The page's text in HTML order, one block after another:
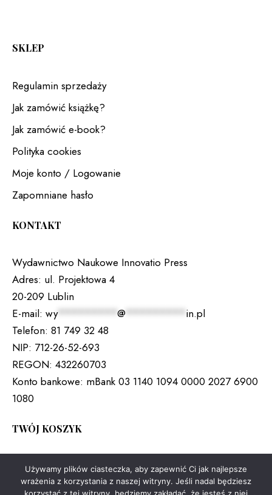
SKLEP
Regulamin sprzedaży
Jak zamówić książkę?
Jak zamówić e-book?
Polityka cookies
Moje konto / Logowanie
Zapomniane hasło
KONTAKT
Wydawnictwo Naukowe Innovatio Press
Adres: ul. Projektowa 4
20-209 Lublin
E-mail: wy*********@********* in.pl
Telefon: 81 749 32 48
NIP: 712-26-52-693
REGON: 432260703
Konto bankowe: mBank 03 1140 1094 0000 2027 6900
1080
TWÓJ KOSZYK
Brak produktów w koszyku.
Używamy plików ciasteczka, aby zapewnić Ci jak najlepsze
wrażenia z korzystania z naszej witryny. Jeśli nadal będziesz